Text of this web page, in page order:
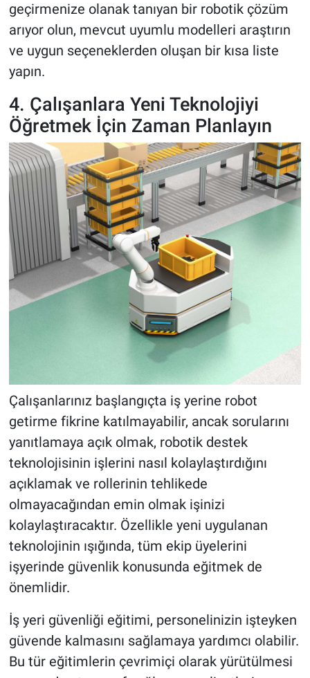
geçirmenize olanak tanıyan bir robotik çözüm
arıyor olun, mevcut uyumlu modelleri araştırın
ve uygun seçeneklerden oluşan bir kısa liste
yapın.
4. Çalışanlara Yeni Teknolojiyi
Öğretmek İçin Zaman Planlayın
Çalışanlarınız başlangıçta iş yerine robot
getirme fikrine katılmayabilir, ancak sorularını
yanıtlamaya açık olmak, robotik destek
teknolojisinin işlerini nasıl kolaylaştırdığını
açıklamak ve rollerinin tehlikede
olmayacağından emin olmak işinizi
kolaylaştıracaktır. Özellikle yeni uygulanan
teknolojinin ışığında, tüm ekip üyelerini
işyerinde güvenlik konusunda eğitmek de
önemlidir.
İş yeri güvenliği eğitimi, personelinizin işteyken
güvende kalmasını sağlamaya yardımcı olabilir.
Bu tür eğitimlerin çevrimiçi olarak yürütülmesi